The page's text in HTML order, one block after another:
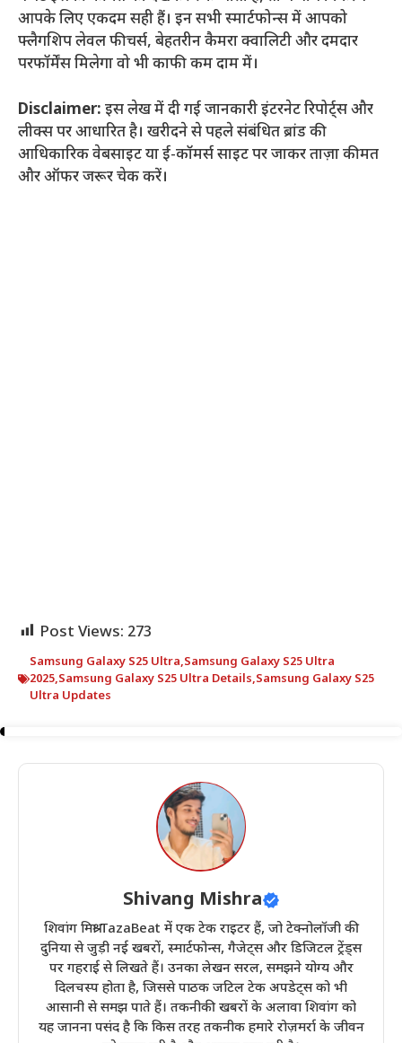
आपके लिए एकदम सही हैं। इन सभी स्मार्टफोन्स में आपको
फ्लैगशिप लेवल फीचर्स, बेहतरीन कैमरा क्वालिटी और दमदार
परफॉर्मेंस मिलेगा वो भी काफी कम दाम में।
Disclaimer: इस लेख में दी गई जानकारी इंटरनेट रिपोर्ट्स और
लीक्स पर आधारित है। खरीदने से पहले संबंधित ब्रांड की
आधिकारिक वेबसाइट या ई-कॉमर्स साइट पर जाकर ताज़ा कीमत
और ऑफर जरूर चेक करें।
Post Views: 273
Samsung Galaxy S25 Ultra,Samsung Galaxy S25 Ultra
2025,Samsung Galaxy S25 Ultra Details,Samsung Galaxy S25
Ultra Updates
Shivang Mishra
शिवांग मिश्रा TazaBeat में एक टेक राइटर हैं, जो टेक्नोलॉजी की
दुनिया से जुड़ी नई खबरों, स्मार्टफोन्स, गैजेट्स और डिजिटल ट्रेंड्स
पर गहराई से लिखते हैं। उनका लेखन सरल, समझने योग्य और
दिलचस्प होता है, जिससे पाठक जटिल टेक अपडेट्स को भी
आसानी से समझ पाते हैं। तकनीकी खबरों के अलावा शिवांग को
यह जानना पसंद है कि किस तरह तकनीक हमारे रोज़मर्रा के जीवन